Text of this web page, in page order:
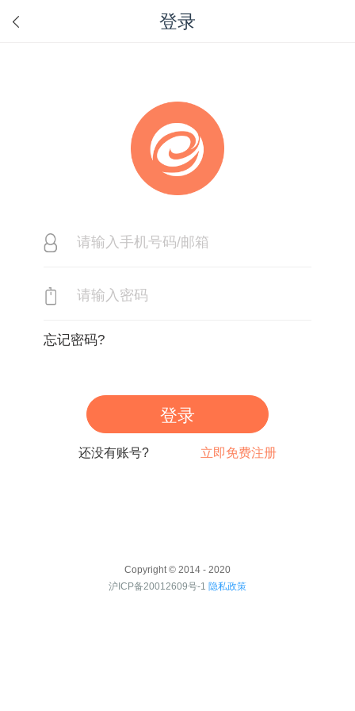
登录
忘记密码?
登录
还没有账号? 立即免费注册
Copyright © 2014 - 2020
沪ICP备20012609号-1 隐私政策